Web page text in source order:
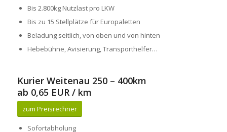
Bis 2.800kg Nutzlast pro LKW
Bis zu 15 Stellplätze für Europaletten
Beladung seitlich, von oben und von hinten
Hebebühne, Avisierung, Transporthelfer…
Kurier Weitenau 250 – 400km
ab 0,65 EUR / km
zum Preisrechner
Sofortabholung